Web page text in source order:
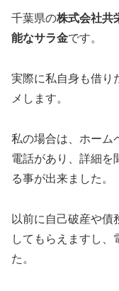
千葉県の株式会社共
能なサラ金です。
実際に私自身も借り
メします。
私の場合は、ホーム
電話があり、詳細を
る事が出来ました。
以前に自己破産や債
してもらえますし、
た。